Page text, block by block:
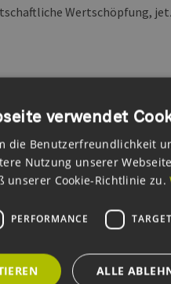
Wertschöpfung,
das eine
bewirken kann, bescherte
Jahres“. Damit setzte
wie eine
wirkt. Laut Jury könne das
verwendet
die Benutzerfreundlichkeit
Nutzung unserer
unserer Cookie-Richtlinie zu.
PERFORMANCE
ALLE